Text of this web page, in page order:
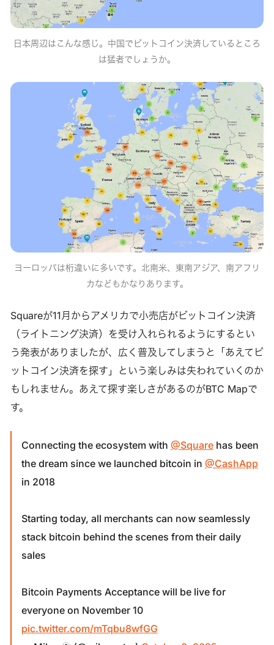
日本周辺はこんな感じ。中国でビットコイン決済しているところ
は猛者でしょうか。
ヨーロッパは桁違いに多いです。北南米、東南アジア、南アフリ
カなどもかなりあります。
Squareが11月からアメリカで小売店がビットコイン決済
（ライトニング決済）を受け入れられるようにするとい
う発表がありましたが、広く普及してしまうと「あえてビ
ットコイン決済を探す」という楽しみは失われていくのか
もしれません。あえて探す楽しさがあるのがBTC Mapで
す。
Connecting the ecosystem with @Squarehas been
the dream since we launched bitcoin in @CashApp
in 2018
Starting today, all merchants can now seamlessly
stack bitcoin behind the scenes from their daily
sales
Bitcoin Payments Acceptance will be live for
everyone on November 10
pic.twitter.com/mTqbu8wfGG